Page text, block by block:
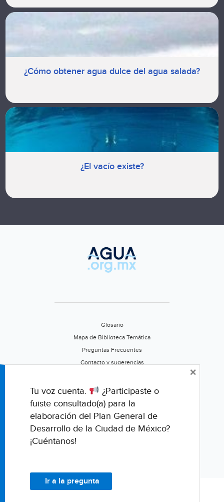
¿Cómo obtener agua dulce del agua salada?
¿El vacío existe?
Glosario
Mapa de Biblioteca Temática
Preguntas Frecuentes
Contacto y sugerencias
Califica este portal
Tu voz cuenta.
¿Participaste o
fuiste consultado(a) para la
elaboración del Plan General de
Desarrollo de la Ciudad de México?
¡Cuéntanos!
Ir a la pregunta
×